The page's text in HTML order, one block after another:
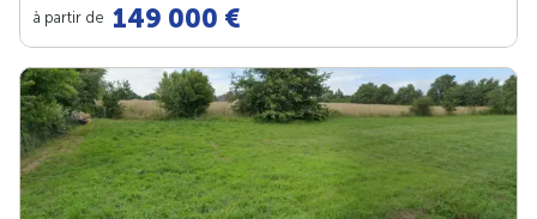
à partir de 149 000 €